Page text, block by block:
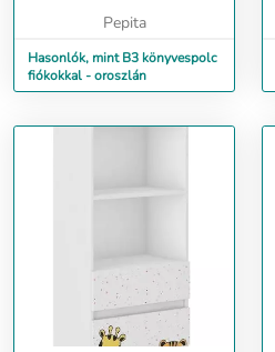
Pepita
Hasonlók, mint B3 könyvespolc
fiókokkal - oroszlán